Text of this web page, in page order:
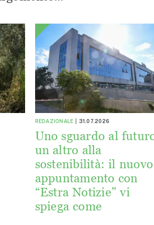
REDAZIONALE 31.07.2026
Uno sguardo al
un altro alla
sostenibilità: il nuovo
appuntamento con
“Estra Notizie” vi
spiega come